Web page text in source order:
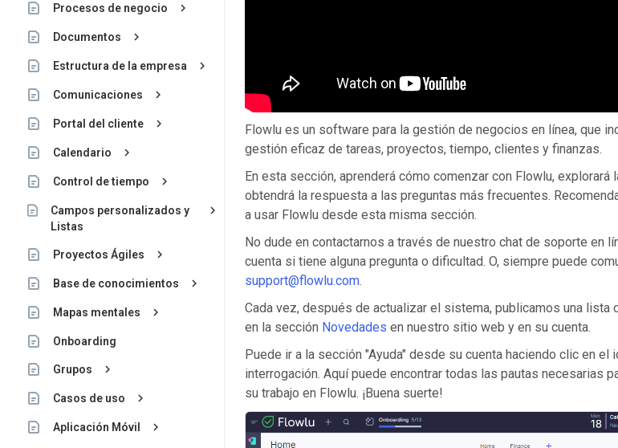
Procesos de negocio keyboard_arrow_right
Documentos keyboard_arrow_right
Estructura de la empresa keyboard_arrow_right
Comunicaciones keyboard_arrow_right
Portal del cliente keyboard_arrow_right
Calendario keyboard_arrow_right
Control de tiempo keyboard_arrow_right
Campos personalizados y
Listas
keyboard_arrow_right
Proyectos Ágiles keyboard_arrow_right
Base de conocimientos keyboard_arrow_right
Mapas mentales keyboard_arrow_right
Onboarding
Grupos keyboard_arrow_right
Casos de uso keyboard_arrow_right
Aplicación Móvil keyboard_arrow_right
Flowlu es un software para la gestión de negocios en línea, que
gestión eficaz de tareas, proyectos, tiempo, clientes y finanzas.
En esta sección, aprenderá cómo comenzar con Flowlu, explorará
obtendrá la respuesta a las preguntas más frecuentes.
a usar Flowlu desde esta misma sección.
No dude en contactarnos a través de nuestro chat de soporte en
cuenta si tiene alguna pregunta o dificultad. O, siempre puede
support@flowlu.com.
Cada vez, después de actualizar el sistema, publicamos una lista
en la sección Novedades en nuestro sitio web y en su cuenta.
Puede ir a la sección "Ayuda" desde su cuenta haciendo clic en el
interrogación. Aquí puede encontrar todas las pautas necesarias
su trabajo en Flowlu. ¡Buena suerte!